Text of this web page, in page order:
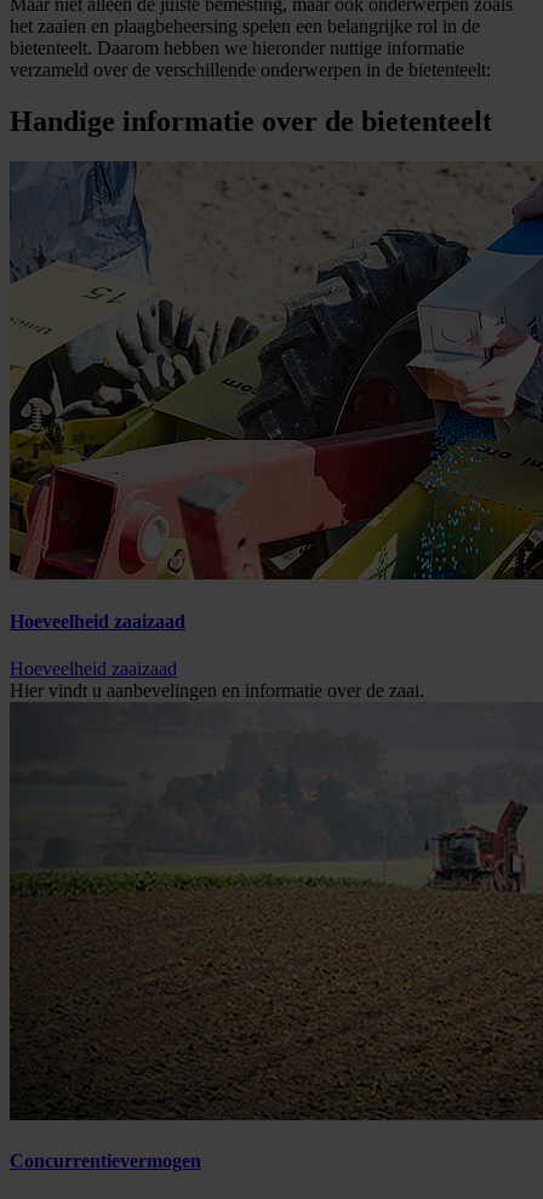
het zaaien en plaagbeheersing spelen een belangrijke rol in de
bietenteelt. Daarom hebben we hieronder nuttige informatie
verzameld over de verschillende onderwerpen in de bietenteelt:
Handige informatie over de bietenteelt
Hoeveelheid zaaizaad
Hoeveelheid zaaizaad
Hier vindt u aanbevelingen en informatie over de zaai.
Concurrentievermogen